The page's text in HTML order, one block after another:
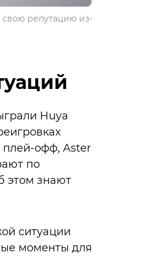
свою репутацию из-
Huya
плей-офф, Aster
по
этом знают
ситуации
моменты для